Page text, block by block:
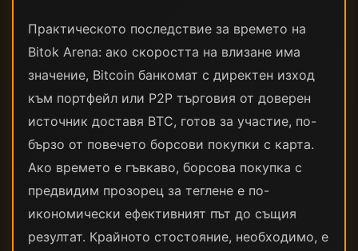
Практическото последствие за времето на
Bitok Arena: ако скоростта на влизане има
значение, Bitcoin банкомат с директен изход
към портфейл или P2P търговия от доверен
источник доставя BTC, готов за участие, по-
бързо от повечето борсови покупки с карта.
Ако времето е гъвкаво, борсова покупка с
предвидим прозорец за теглене е по-
икономически ефективният път до същия
резултат. Крайното стостояние, необходимо, е